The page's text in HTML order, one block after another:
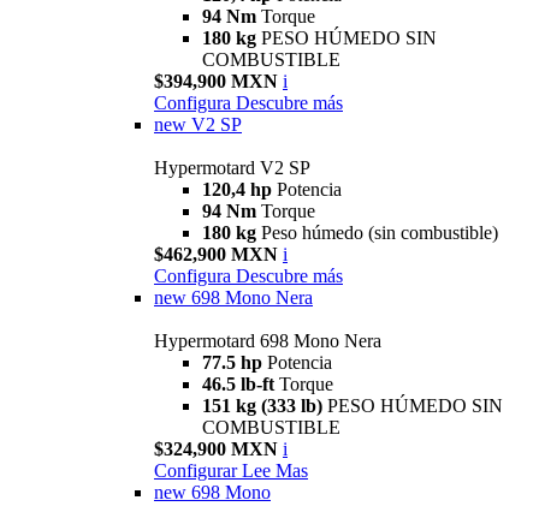
94 Nm Torque
180 kg PESO HÚMEDO SIN
COMBUSTIBLE
$394,900 MXN i
Configura Descubre más
new V2 SP
Hypermotard V2 SP
120,4 hp Potencia
94 Nm Torque
180 kg Peso húmedo (sin combustible)
$462,900 MXN i
Configura Descubre más
new 698 Mono Nera
Hypermotard 698 Mono Nera
77.5 hp Potencia
46.5 lb-ft Torque
151 kg (333 lb) PESO HÚMEDO SIN
COMBUSTIBLE
$324,900 MXN i
Configurar Lee Mas
new 698 Mono